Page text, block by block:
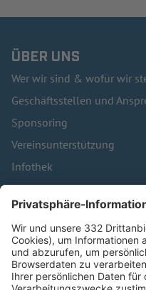
ÜBER UNS
Wer wir sind & wofür wir
Geschäftsstellen und
Sponsoring
Vereinsunterstützung
Infothek
Kontakt
HÄUFIG BESUCHTE
Pässe und Vereinswechsel
Trainerausbildung